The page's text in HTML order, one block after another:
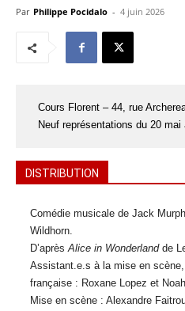
Par Philippe Pocidalo - 4 juin 2026
Cours Florent – 44, rue
Neuf représentations du 20 mai
DISTRIBUTION
Comédie musicale de Jack
Wildhorn.
D’aprèsAlice in Wonderlandde
Assistant.e.s à la mise en
française : Roxane Lopez et
Mise en scène : Alexandre